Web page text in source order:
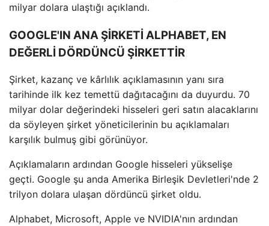
milyar dolara ulaştığı açıklandı.
GOOGLE'IN ANA ŞİRKETİ ALPHABET, EN
DEĞERLİ DÖRDÜNCÜ ŞİRKETTİR
Şirket, kazanç ve kârlılık açıklamasının yanı sıra
tarihinde ilk kez temettü dağıtacağını da duyurdu. 70
milyar dolar değerindeki hisseleri geri satın alacaklarını
da söyleyen şirket yöneticilerinin bu açıklamaları
karşılık bulmuş gibi görünüyor.
Açıklamaların ardından Google hisseleri yükselişe
geçti. Google şu anda Amerika Birleşik Devletleri'nde 2
trilyon dolara ulaşan dördüncü şirket oldu.
Alphabet, Microsoft, Apple ve NVIDIA'nın ardından